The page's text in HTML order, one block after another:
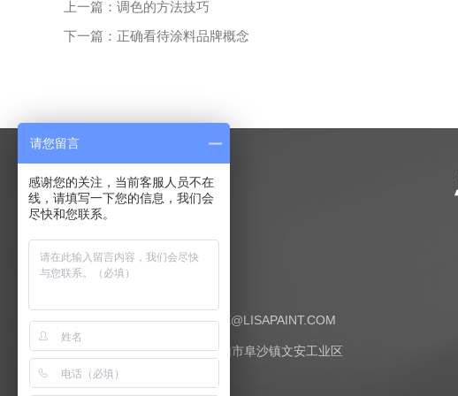
上一篇：调色的方法技巧
下一篇：正确看待涂料品牌概念
联系我们
E-MAIL:SERVICE@LISAPAINT.COM
地址：广东省中山市阜沙镇文安工业区
请您留言
感谢您的关注，当前客服人员不在
线，请填写一下您的信息，我们会
尽快和您联系。